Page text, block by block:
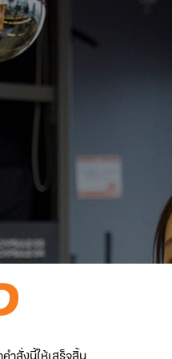
ำสั่งนี้ให้เสร็จสิ้น